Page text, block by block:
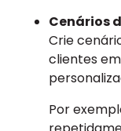
Cenários
Crie
clientes
Por